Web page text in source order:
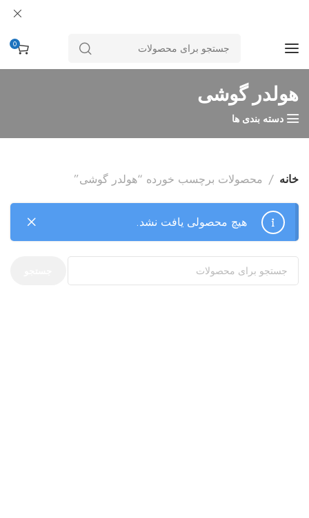
0
هولدر گوشی
دسته بندی ها
خانه محصولات برچسب خورده “هولدر گوشی”
هیچ محصولی یافت نشد.